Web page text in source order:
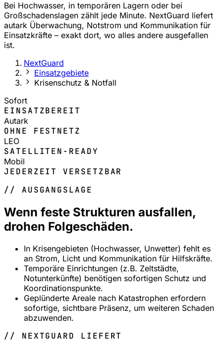
Bei Hochwasser, in temporären Lagern oder bei
Großschadenslagen zählt jede Minute. NextGuard liefert
autark Überwachung, Notstrom und Kommunikation für
Einsatzkräfte – exakt dort, wo alles andere ausgefallen
ist.
NextGuard
Einsatzgebiete
Krisenschutz & Notfall
Sofort
EINSATZBEREIT
Autark
OHNE FESTNETZ
LEO
SATELLITEN-READY
Mobil
JEDERZEIT VERSETZBAR
// AUSGANGSLAGE
Wenn feste Strukturen ausfallen,
drohen Folgeschäden.
In Krisengebieten (Hochwasser, Unwetter) fehlt es
an Strom, Licht und Kommunikation für Hilfskräfte.
Temporäre Einrichtungen (z.B. Zeltstädte,
Notunterkünfte) benötigen sofortigen Schutz und
Koordinationspunkte.
Geplünderte Areale nach Katastrophen erfordern
sofortige, sichtbare Präsenz, um weiteren Schaden
abzuwenden.
// NEXTGUARD LIEFERT